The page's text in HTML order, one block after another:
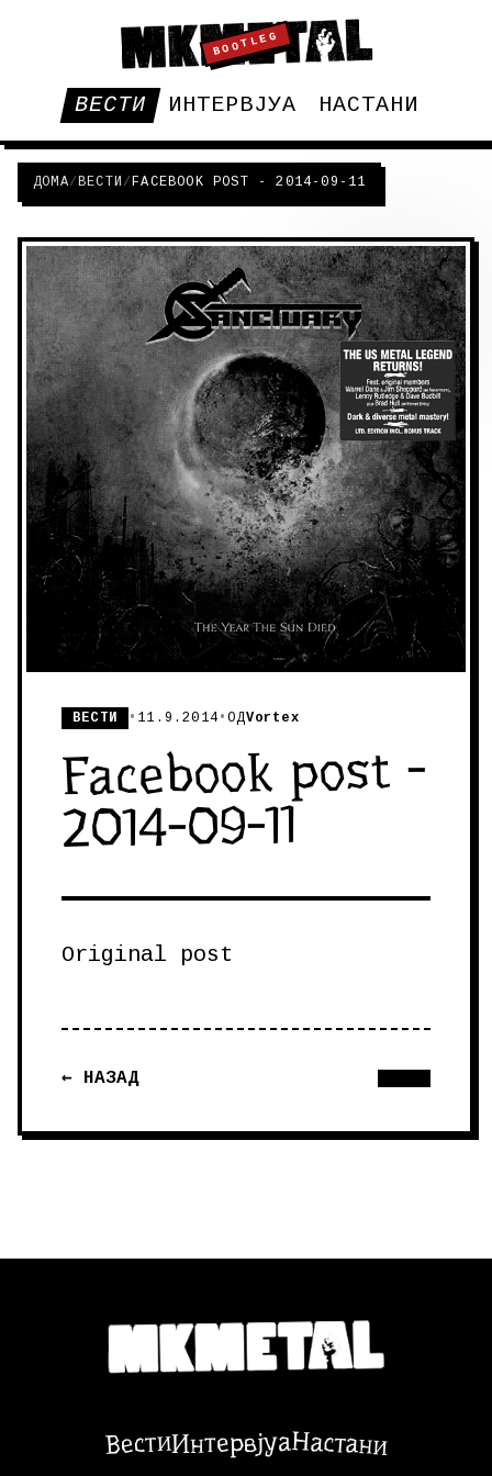
BOOTLEG
ВЕСТИ ИНТЕРВЈУА НАСТАНИ
ДОМА/ВЕСТИ /FACEBOOK POST - 2014-09-11
ВЕСТИ • 11.9.2014 •ОДVortex
Facebook post -
2014-09-11
Original post
← НАЗАД
ВестиИнтервјуаНастани